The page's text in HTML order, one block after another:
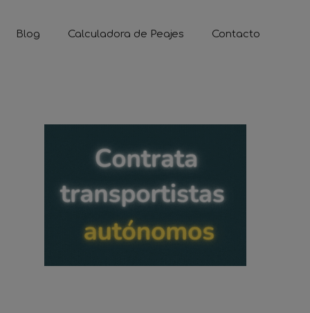
Blog Calculadora de Peajes Contacto